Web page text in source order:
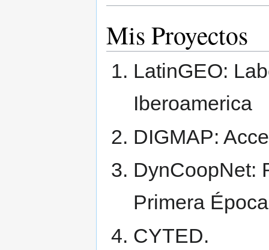
Mis Proyectos
LatinGEO:
Iberoamerica
DIGMAP:
DynCoopNet:
Primera
CYTED.